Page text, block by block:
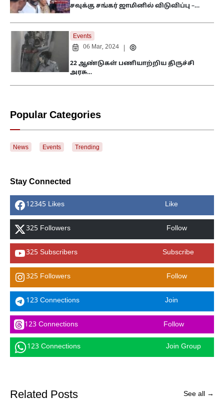
சவுக்கு சங்கர் ஜாமினில் விடுவிப்பு –…
Events
06 Mar, 2024
22 ஆண்டுகள் பணியாற்றிய திருச்சி
அரசு…
Popular Categories
News Events Trending
Stay Connected
12345 Likes Like
325 Followers Follow
325 Subscribers Subscribe
325 Followers Follow
123 Connections Join
123 Connections Follow
123 Connections Join Group
Related Posts See all →